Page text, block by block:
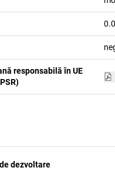
responsabilă în UE
dezvoltare